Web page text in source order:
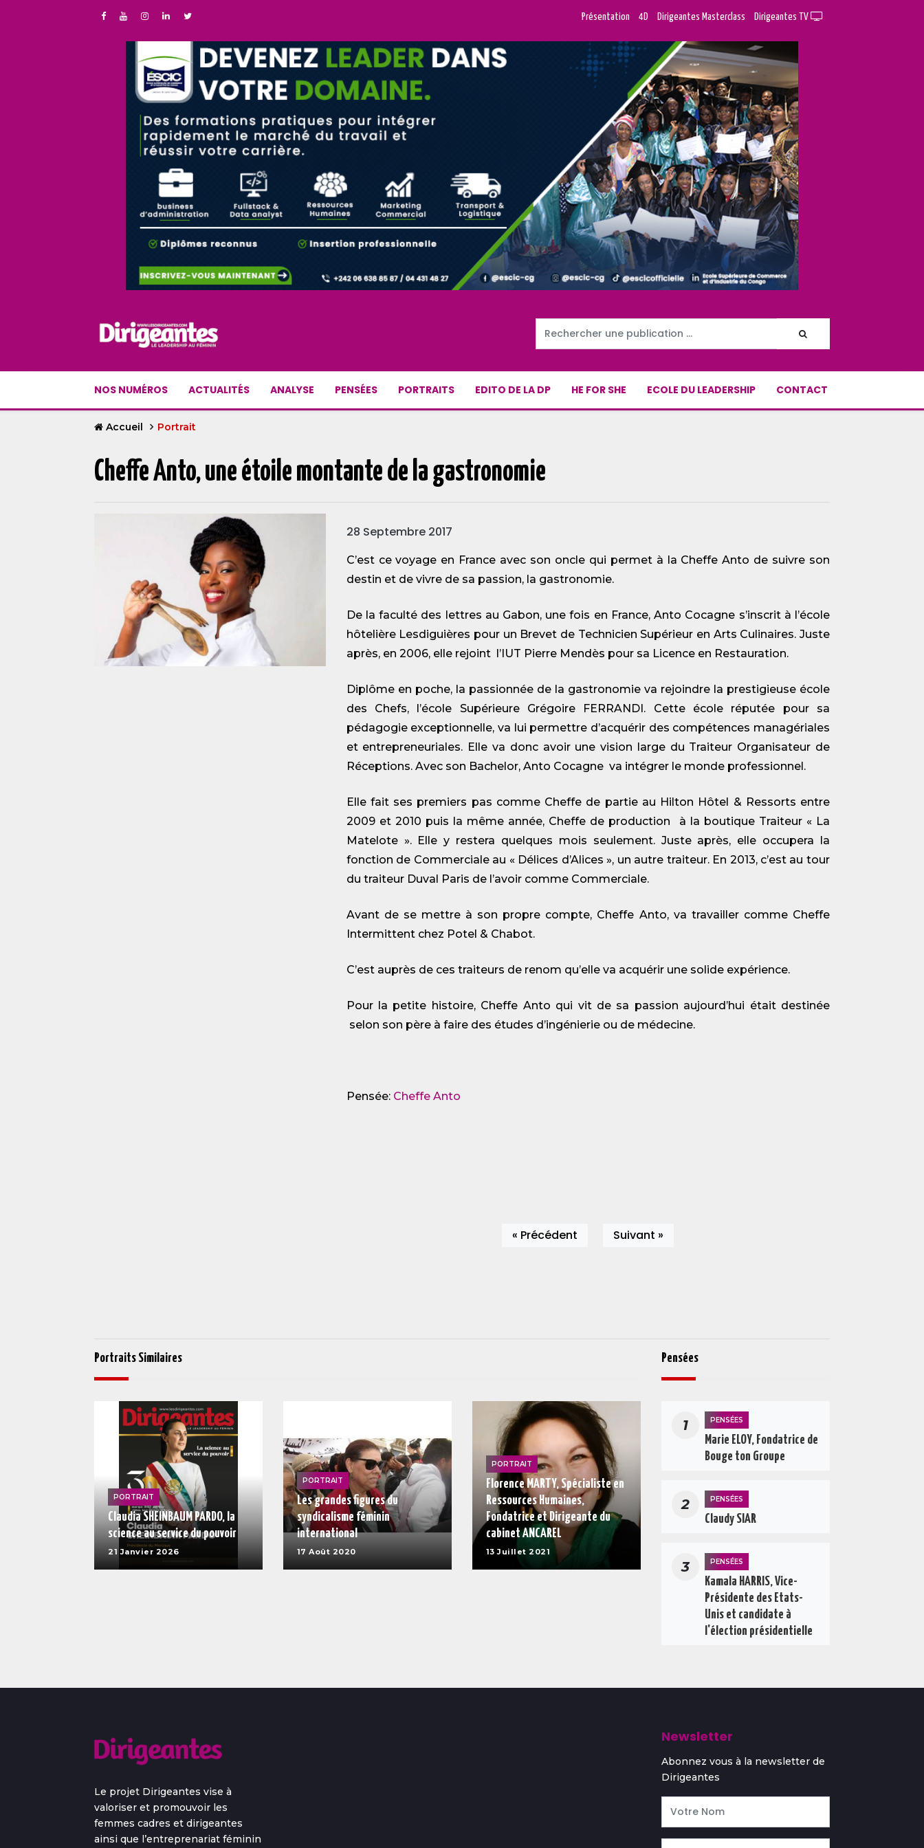
Présentation 4D Dirigeantes Masterclass Dirigeantes TV
NOS NUMÉROS ACTUALITÉS ANALYSE PENSÉES PORTRAITS EDITO DE LA DP HE FOR SHE ECOLE DU LEADERSHIP CONTACT
Accueil Portrait
Cheffe Anto, une étoile montante de la gastronomie
28 Septembre 2017
C’est ce voyage en France avec son oncle qui permet à la Cheffe Anto de suivre son
destin et de vivre de sa passion, la gastronomie.
De la faculté des lettres au Gabon, une fois en France, Anto Cocagne s’inscrit à l’école
hôtelière Lesdiguières pour un Brevet de Technicien Supérieur en Arts Culinaires. Juste
après, en 2006, elle rejoint l’IUT Pierre Mendès pour sa Licence en Restauration.
Diplôme en poche, la passionnée de la gastronomie va rejoindre la prestigieuse école
des Chefs, l’école Supérieure Grégoire FERRANDI. Cette école réputée pour sa
pédagogie exceptionnelle, va lui permettre d’acquérir des compétences managériales
et entrepreneuriales. Elle va donc avoir une vision large du Traiteur Organisateur de
Réceptions. Avec son Bachelor, Anto Cocagne va intégrer le monde professionnel.
Elle fait ses premiers pas comme Cheffe de partie au Hilton Hôtel & Ressorts entre
2009 et 2010 puis la même année, Cheffe de production à la boutique Traiteur « La
Matelote ». Elle y restera quelques mois seulement. Juste après, elle occupera la
fonction de Commerciale au « Délices d’Alices », un autre traiteur. En 2013, c’est au tour
du traiteur Duval Paris de l’avoir comme Commerciale.
Avant de se mettre à son propre compte, Cheffe Anto, va travailler comme Cheffe
Intermittent chez Potel & Chabot.
C’est auprès de ces traiteurs de renom qu’elle va acquérir une solide expérience.
Pour la petite histoire, Cheffe Anto qui vit de sa passion aujourd’hui était destinée
selon son père à faire des études d’ingénierie ou de médecine.
Pensée: Cheffe Anto
« Précédent Suivant »
Portraits Similaires
PORTRAIT
Claudia SHEINBAUM PARDO, la
science au service du pouvoir
21 Janvier 2026
PORTRAIT
Les grandes figures du
syndicalisme féminin
international
17 Août 2020
PORTRAIT
Florence MARTY, Spécialiste en
Ressources Humaines,
Fondatrice et Dirigeante du
cabinet ANCAREL
13 Juillet 2021
Pensées
1 PENSÉES
Marie ELOY, Fondatrice de
Bouge ton Groupe
2 PENSÉES
Claudy SIAR
3 PENSÉES
Kamala HARRIS, Vice-
Présidente des Etats-
Unis et candidate à
l'élection présidentielle
Le projet Dirigeantes vise à
valoriser et promouvoir les
femmes cadres et dirigeantes
ainsi que l’entreprenariat féminin
Newsletter
Abonnez vous à la newsletter de
Dirigeantes